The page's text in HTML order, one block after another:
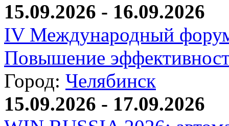
15.09.2026 - 16.09.2026
IV Международный
Повышение
Город: Челябинск
15.09.2026 - 17.09.2026